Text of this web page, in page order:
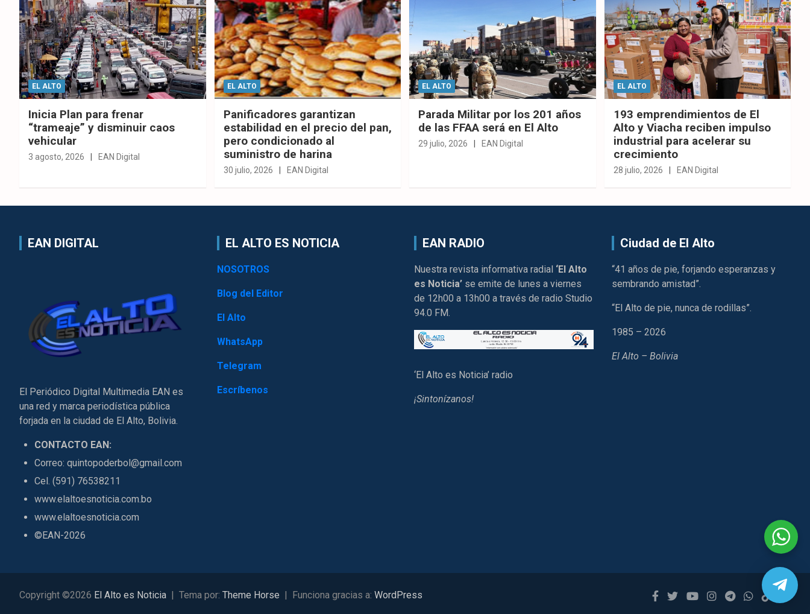
EL ALTO
Inicia Plan para frenar
“trameaje” y disminuir caos
vehicular
3 agosto, 2026 EAN Digital
EL ALTO
Panificadores garantizan
estabilidad en el precio del pan,
pero condicionado al
suministro de harina
30 julio, 2026 EAN Digital
EL ALTO
Parada Militar por los 201 años
de las FFAA será en El Alto
29 julio, 2026 EAN Digital
EL ALTO
193 emprendimientos de El
Alto y Viacha reciben impulso
industrial para acelerar su
crecimiento
28 julio, 2026 EAN Digital
EAN DIGITAL
El Periódico Digital Multimedia EAN es
una red y marca periodística pública
forjada en la ciudad de El Alto, Bolivia.
CONTACTO EAN:
Correo: quintopoderbol@gmail.com
Cel. (591) 76538211
www.elaltoesnoticia.com.bo
www.elaltoesnoticia.com
©EAN-2026
EL ALTO ES NOTICIA
NOSOTROS
Blog del Editor
El Alto
WhatsApp
Telegram
Escríbenos
EAN RADIO
Nuestra revista informativa radial ‘El Alto
es Noticia’ se emite de lunes a viernes
de 12h00 a 13h00 a través de radio Studio
94.0 FM.
‘El Alto es Noticia’ radio
¡Sintonízanos!
Ciudad de El Alto
“41 años de pie, forjando esperanzas y
sembrando amistad”.
“El Alto de pie, nunca de rodillas”.
1985 – 2026
El Alto – Bolivia
Copyright ©2026 El Alto es Noticia Tema por: Theme Horse Funciona gracias a: WordPress